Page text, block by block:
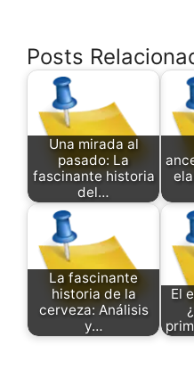
Posts
Una mirada al
pasado: La
fascinante historia
del…
La fascinante
historia de la
cerveza: Análisis
y…
El